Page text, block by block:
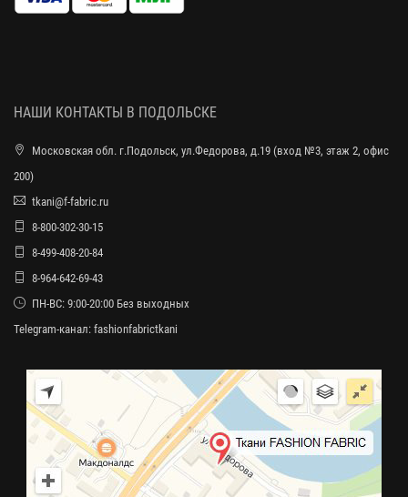
НАШИ КОНТАКТЫ В ПОДОЛЬСКЕ
Московская обл. г.Подольск, ул.Федорова, д.19 (вход №3, этаж 2, офис
200)
tkani@f-fabric.ru
8-800-302-30-15
8-499-408-20-84
8-964-642-69-43
ПН-ВС: 9:00-20:00 Без выходных
Telegram-канал: fashionfabrictkani